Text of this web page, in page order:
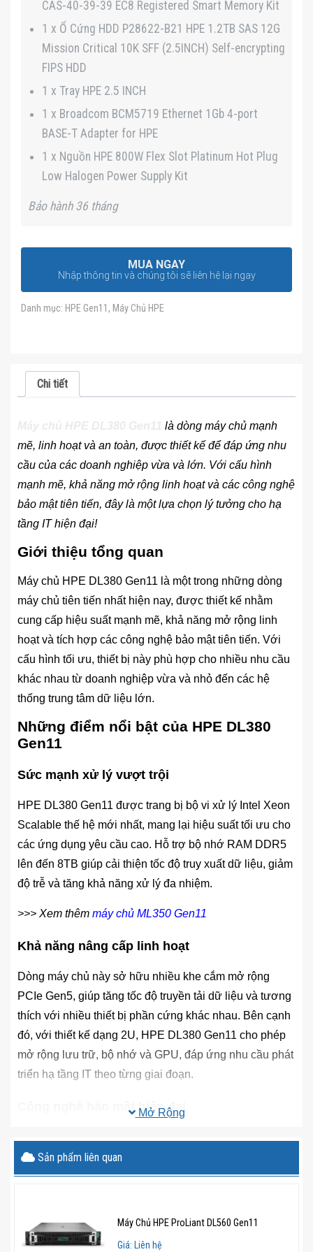
CAS-40-39-39 EC8 Registered Smart Memory Kit
1 x Ổ Cứng HDD P28622-B21 HPE 1.2TB SAS 12G
Mission Critical 10K SFF (2.5INCH) Self-encrypting
FIPS HDD
1 x Tray HPE 2.5 INCH
1 x Broadcom BCM5719 Ethernet 1Gb 4-port
BASE-T Adapter for HPE
1 x Nguồn HPE 800W Flex Slot Platinum Hot Plug
Low Halogen Power Supply Kit
Bảo hành 36 tháng
MUA NGAY
Nhập thông tin và chúng tôi sẽ liên hệ lại ngay
Danh mục: HPE Gen11 , Máy Chủ HPE
Chi tiết
là dòng máy chủ mạnh
mẽ, linh hoạt và an toàn, được thiết kế để đáp ứng nhu
cầu của các doanh nghiệp vừa và lớn. Với cấu hình
mạnh mẽ, khả năng mở rộng linh hoạt và các công nghệ
bảo mật tiên tiến, đây là một lựa chọn lý tưởng cho hạ
tầng IT hiện đại!
Giới thiệu tổng quan
Máy chủ HPE DL380 Gen11 là một trong những dòng
máy chủ tiên tiến nhất hiện nay, được thiết kế nhằm
cung cấp hiệu suất mạnh mẽ, khả năng mở rộng linh
hoạt và tích hợp các công nghệ bảo mật tiên tiến. Với
cấu hình tối ưu, thiết bị này phù hợp cho nhiều nhu cầu
khác nhau từ doanh nghiệp vừa và nhỏ đến các hệ
thống trung tâm dữ liệu lớn.
Những điểm nổi bật của HPE DL380
Gen11
Sức mạnh xử lý vượt trội
HPE DL380 Gen11 được trang bị bộ vi xử lý Intel Xeon
Scalable thế hệ mới nhất, mang lại hiệu suất tối ưu cho
các ứng dụng yêu cầu cao. Hỗ trợ bộ nhớ RAM DDR5
lên đến 8TB giúp cải thiện tốc độ truy xuất dữ liệu, giảm
độ trễ và tăng khả năng xử lý đa nhiệm.
>>> Xem thêm máy chủ ML350 Gen11
Khả năng nâng cấp linh hoạt
Dòng máy chủ này sở hữu nhiều khe cắm mở rộng
PCIe Gen5, giúp tăng tốc độ truyền tải dữ liệu và tương
thích với nhiều thiết bị phần cứng khác nhau. Bên cạnh
đó, với thiết kế dạng 2U, HPE DL380 Gen11 cho phép
mở rộng lưu trữ, bộ nhớ và GPU, đáp ứng nhu cầu phát
triển hạ tầng IT theo từng giai đoạn.
Công nghệ bảo mật hiện đại
DL380 Gen11 chính là công nghệ HPE Silicon Root of
Trust, giúp đảm bảo tính an toàn cho phần cứng ngay từ
tự động khôi phục firmware khi phát hiện lỗi, giảm thiểu
nguy cơ tấn công và đảm bảo hoạt động liên tục.
Mở Rộng
Sản phẩm liên quan
Máy Chủ HPE ProLiant DL560 Gen11
Giá: Liên hệ